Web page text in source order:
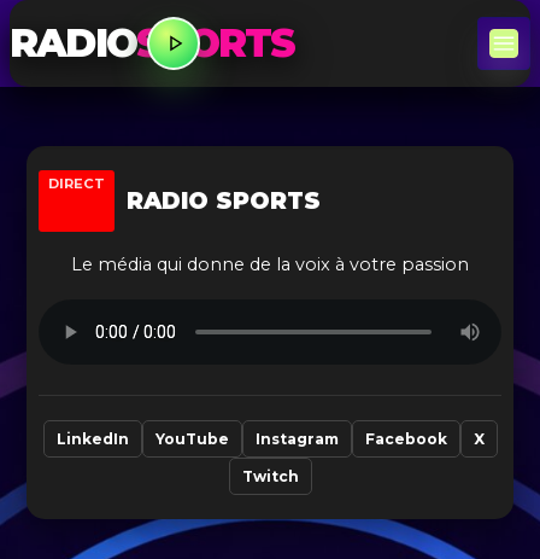
RADIOSPORTS
DIRECT
RADIO SPORTS
Le média qui donne de la voix à votre passion
LinkedIn YouTube Instagram Facebook X
Twitch